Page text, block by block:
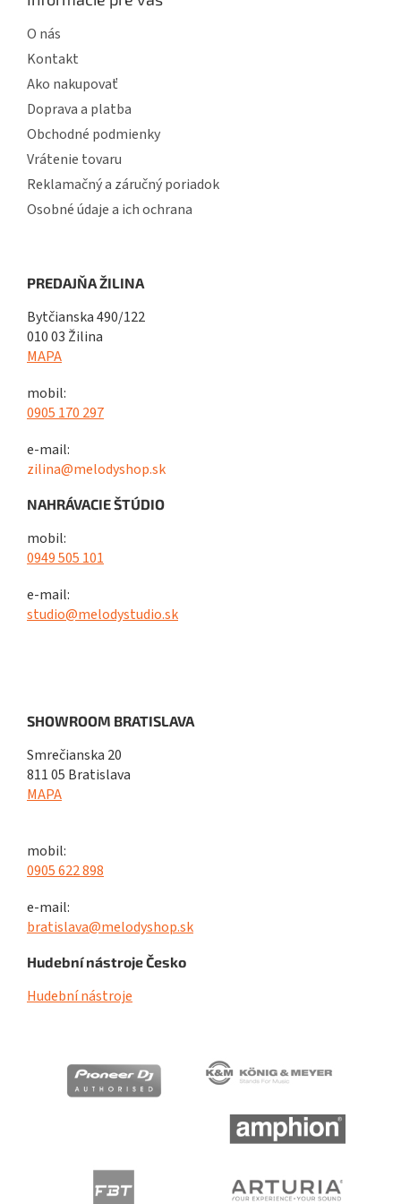
O nás
Kontakt
Ako nakupovať
Doprava a platba
Obchodné podmienky
Vrátenie tovaru
Reklamačný a záručný poriadok
Osobné údaje a ich ochrana
PREDAJŇA ŽILINA
Bytčianska 490/122
010 03 Žilina
MAPA
mobil:
0905 170 297
e-mail:
zilina@melodyshop.sk
NAHRÁVACIE ŠTÚDIO
mobil:
0949 505 101
e-mail:
studio@melodystudio.sk
SHOWROOM BRATISLAVA
Smrečianska 20
811 05 Bratislava
MAPA
mobil:
0905 622 898
e-mail:
bratislava@melodyshop.sk
Hudební nástroje Česko
Hudební nástroje